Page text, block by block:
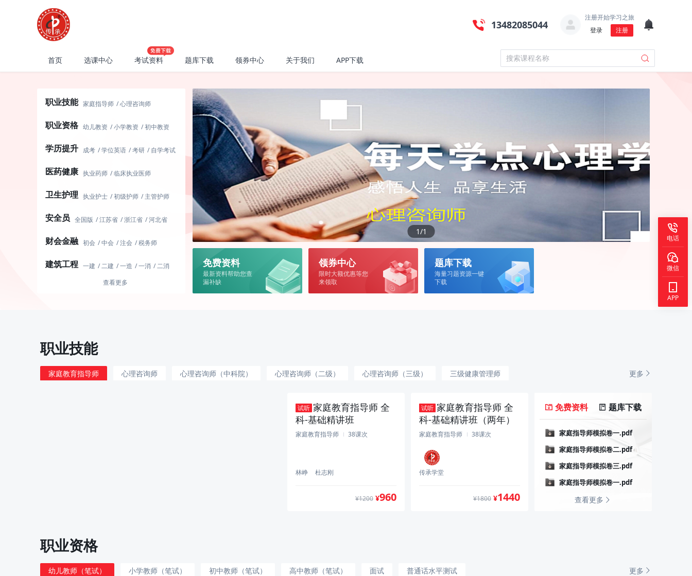
13482085044
注册开始学习之旅
登录
注册
首页 选课中心 考试资料 题库下载 领券中心 关于我们 APP下载
职业技能 家庭指导师
心理咨询师
初级育婴师
中级育婴师
保育员
中级茶艺师
碳排放管理师
四级人力资源
职业资格 幼儿教资 小学教资
初中教资
初级社工
中级社工
软考中级
学历提升 成考 学位英语 考研
自学考试
医药健康 执业药师
临床执业医师
口腔助理医师
中医医师
中西助理医师
卫生护理 执业护士 初级护师
主管护师
儿科护理
社区护理
安全员 全国版 江苏省 浙江省
河北省
天津市
上海市 重庆市
山西省
福建省
江西省 山东省
河南省
陕西省 甘肃省
财会金融 初会 中会 注会
税务师
基金从业
证券从业
银行从业
中级审计师
初级管理会计
建筑工程 一建 二建 一造 一消
二消
城乡规划师
查看更多
炊事员
司机/交通运输
1/1
免费资料
最新资料帮助您查
漏补缺
领券中心
限时大额优惠等您
来领取
题库下载
海量习题资源一键
下载
职业技能
家庭教育指导师 心理咨询师 心理咨询师（中科院） 心理咨询师（二级） 心理咨询师（三级）
三级健康管理师
更多
试听 家庭教育指导师 全
科-基础精讲班
家庭教育指导师 38课次
林峥 杜志刚
¥1200 ¥960
试听 家庭教育指导师 全
科-基础精讲班（两年）
家庭教育指导师 38课次
传承学堂
¥1800 ¥1440
免费资料 题库下载
家庭指导师模拟卷一.pdf
家庭指导师模拟卷二.pdf
家庭指导师模拟卷三.pdf
家庭指导师模拟卷一.pdf
查看更多
职业资格
幼儿教师（笔试） 小学教师（笔试） 初中教师（笔试） 高中教师（笔试） 面试
普通话水平测试
更多
电话
微信
APP